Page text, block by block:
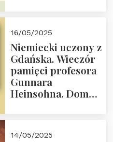
Dom Trójmorza 23
maja 2025 r. godz.
18:00.
16/05/2025
Niemiecki uczony z
Gdańska. Wieczór
pamięci profesora
Gunnara
Heinsohna. Dom
14/05/2025